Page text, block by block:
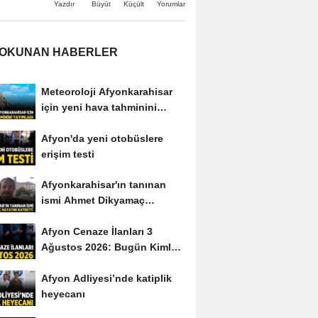
Yazdır Büyüt Küçült Yorumlar
HABERLER
Meteoroloji Afyonkarahisar
için yeni hava tahminini
Afyon'da yeni otobüslere
erişim testi
Afyonkarahisar'ın tanınan
ismi Ahmet Dikyamaç
Afyon Cenaze İlanları 3
Ağustos 2026: Bugün Kimler
Afyon Adliyesi’nde katiplik
heyecanı